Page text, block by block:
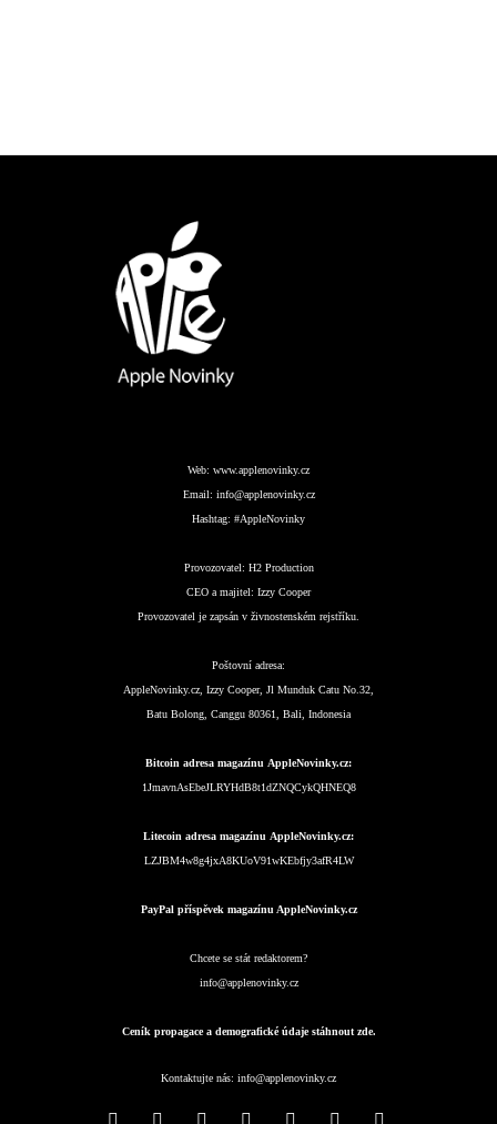
Web: www.applenovinky.cz
Email: info@applenovinky.cz
Hashtag: #AppleNovinky
Provozovatel: H2 Production
CEO a majitel: Izzy Cooper
Provozovatel je zapsán v živnostenském rejstříku.
Poštovní adresa:
AppleNovinky.cz, Izzy Cooper, Jl Munduk Catu No.32,
Batu Bolong, Canggu 80361, Bali, Indonesia
Bitcoin adresa magazínu AppleNovinky.cz:
1JmavnAsEbeJLRYHdB8t1dZNQCykQHNEQ8
Litecoin adresa magazínu AppleNovinky.cz:
LZJBM4w8g4jxA8KUoV91wKEbfjy3afR4LW
PayPal příspěvek magazínu AppleNovinky.cz
Chcete se stát redaktorem?
info@applenovinky.cz
Ceník propagace a demografické údaje stáhnout zde.
Kontaktujte nás: info@applenovinky.cz